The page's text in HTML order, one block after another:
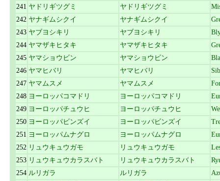
241 ヤドリギツグミ ヤドリギツグミ
242 ヤナギムシクイ ヤナギムシクイ
243 ヤブヨシキリ ヤブヨシキリ
244 ヤマザキヒタキ ヤマザキヒタキ
245 ヤマショウビン ヤマショウビン
246 ヤマヒバリ ヤマヒバリ
247 ヤマムスメ ヤマムスメ
248 ヨーロッパコマドリ ヨーロッパコマドリ
249 ヨーロッパチュウヒ ヨーロッパチュウヒ
250 ヨーロッパビンズイ ヨーロッパビンズイ
251 ヨーロッパムナグロ ヨーロッパムナグロ
252 リュウキュウガモ リュウキュウガモ
253 リュウキュウカラスバト リュウキュウカラスバト
254 ルリガラ ルリガラ